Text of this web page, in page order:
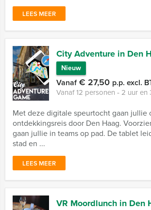
LEES MEER
City Adventure in Den
Nieuw
Vanaf€ 27,50 p.p. excl.
Vanaf 12 personen ‐ 2 uur en
Met deze digitale speurtocht gaan jullie
ontdekkingsreis door Den Haag.
gaan jullie in teams op pad. De tablet
stad en ...
LEES MEER
VR Moordlunch in Den